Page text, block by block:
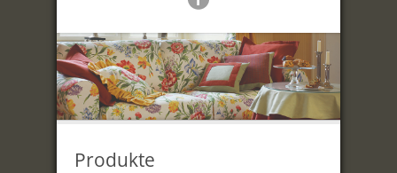
Produkte